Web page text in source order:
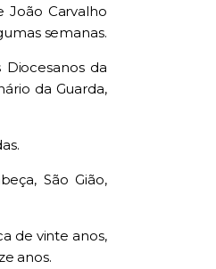
João Carvalho
semanas.
da
da Guarda,
São Gião,
de vinte anos,
anos.